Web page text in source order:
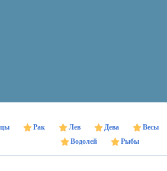
Рак Лев Дева Весы
Водолей
Рыбы